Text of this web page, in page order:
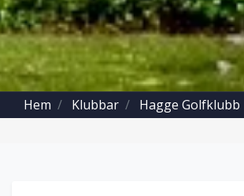
Hem Klubbar Hagge Golfklubb